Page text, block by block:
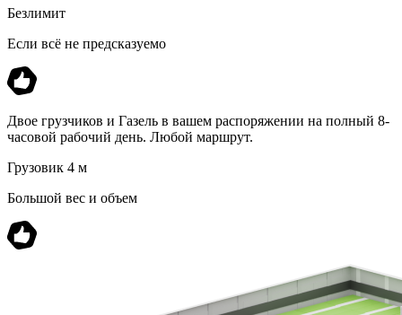
Безлимит
Если всё не предсказуемо
Двое грузчиков и Газель в вашем распоряжении на полный 8-
часовой рабочий день. Любой маршрут.
Грузовик 4 м
Большой вес и объем